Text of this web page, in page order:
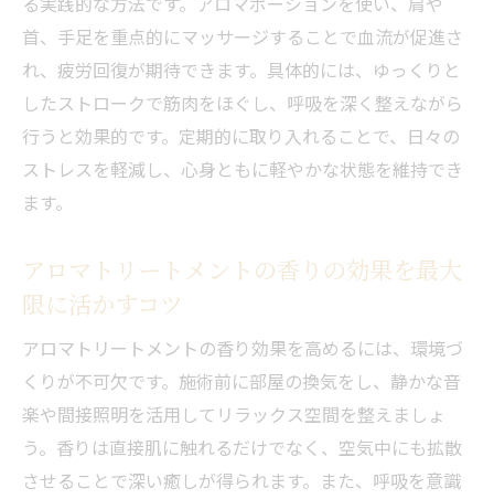
リフレッシュアロママッサージで前向きな
継続的なアロマ習慣がもたらす心穏やかな
生活
首、手足を重点的にマッサージすることで血流が促進さ
れ、疲労回復が期待できます。具体的には、ゆっくりと
したストロークで筋肉をほぐし、呼吸を深く整えながら
行うと効果的です。定期的に取り入れることで、日々の
ストレスを軽減し、心身ともに軽やかな状態を維持でき
ます。
アロマトリートメントの香りの効果を最大
限に活かすコツ
アロマトリートメントの香り効果を高めるには、環境づ
くりが不可欠です。施術前に部屋の換気をし、静かな音
楽や間接照明を活用してリラックス空間を整えましょ
う。香りは直接肌に触れるだけでなく、空気中にも拡散
させることで深い癒しが得られます。また、呼吸を意識